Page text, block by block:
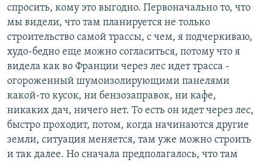
спросить, кому это выгодно. Первоначально то, что
мы видели, что там планируется не только
строительство самой трассы, с чем, я подчеркиваю,
худо-бедно еще можно согласиться, потому что я
видела как во Франции через лес идет трасса -
огороженный шумоизолирующими панелями
какой-то кусок, ни бензозаправок, ни кафе,
никаких дач, ничего нет. То есть он идет через лес,
быстро проходит, потом, когда начинаются другие
земли, ситуация меняется, там уже можно строить
и так далее. Но сначала предполагалось, что там